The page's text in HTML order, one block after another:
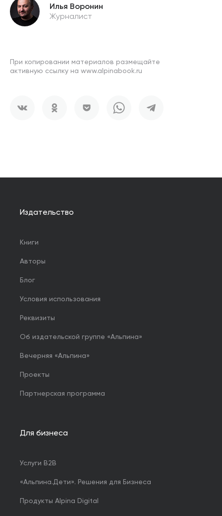
Илья Воронин
Журналист
При копировании материалов размещайте
активную ссылку на www.alpinabook.ru
Издательство
Книги
Авторы
Блог
Условия использования
Реквизиты
Об издательской группе «Альпина»
Вечерняя «Альпина»
Проекты
Партнерская программа
Для бизнеса
Услуги B2B
«Альпина.Дети». Решения для Бизнеса
Продукты Alpina Digital